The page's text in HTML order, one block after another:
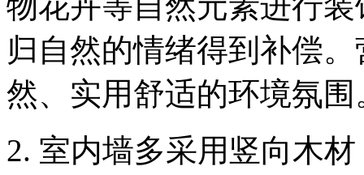
归自然的情绪得到补偿
然、实用舒适的环境氛围
2. 室内墙多采用竖向木